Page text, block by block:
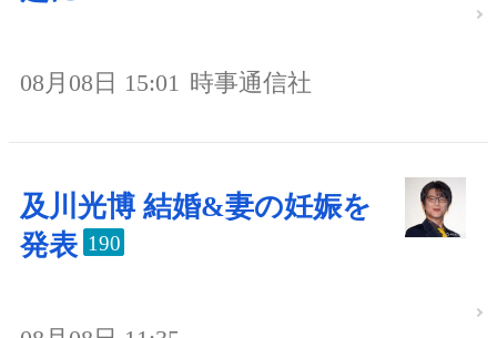
08月08日 15:01 時事通信社
及川光博 結婚&妻の妊娠を
発表 190